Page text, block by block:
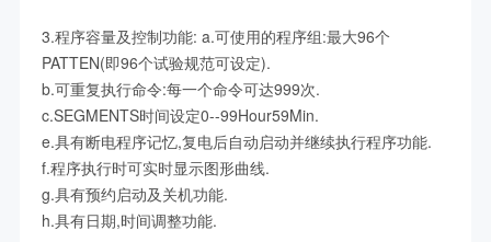
3.程序容量及控制功能: a.可使用的程序组:最大96个
PATTEN(即96个试验规范可设定).
b.可重复执行命令:每一个命令可达999次.
c.SEGMENTS时间设定0--99Hour59Min.
e.具有断电程序记忆,复电后自动启动并继续执行程序功能.
f.程序执行时可实时显示图形曲线.
g.具有预约启动及关机功能.
h.具有日期,时间调整功能.